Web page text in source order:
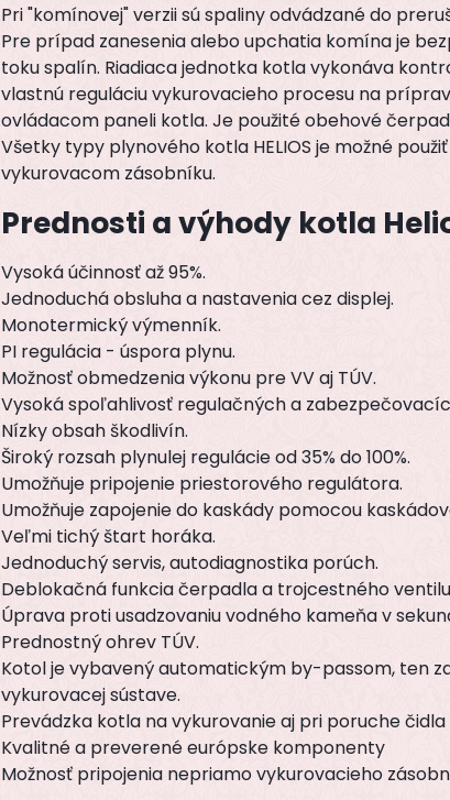
Pri "komínovej" verzii sú spaliny odvádzané do
Pre prípad zanesenia alebo upchatia komína je
toku spalín. Riadiaca jednotka kotla vykonáva
vlastnú reguláciu vykurovacieho procesu na
ovládacom paneli kotla. Je použité obehové
Všetky typy plynového kotla HELIOS je možné
vykurovacom zásobníku.
Prednosti a výhody kotla
Vysoká účinnosť až 95%.
Jednoduchá obsluha a nastavenia cez displej.
Monotermický výmenník.
PI regulácia - úspora plynu.
Možnosť obmedzenia výkonu pre VV aj TÚV.
Vysoká spoľahlivosť regulačných a
Nízky obsah škodlivín.
Široký rozsah plynulej regulácie od 35% do 100%.
Umožňuje pripojenie priestorového regulátora.
Umožňuje zapojenie do kaskády pomocou
Veľmi tichý štart horáka.
Jednoduchý servis, autodiagnostika porúch.
Deblokačná funkcia čerpadla a trojcestného
Úprava proti usadzovaniu vodného kameňa v
Prednostný ohrev TÚV.
Kotol je vybavený automatickým by-passom, ten
vykurovacej sústave.
Prevádzka kotla na vykurovanie aj pri poruche čidla
Kvalitné a preverené európske komponenty
Možnosť pripojenia nepriamo vykurovacieho